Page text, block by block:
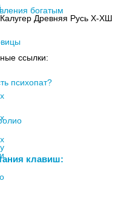
богатым
Древняя Русь Х-ХШ
ссылки:
психопат?
клавиш: